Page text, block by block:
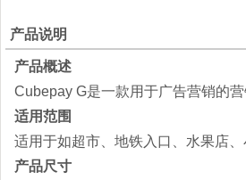
产品说明
产品概述
Cubepay G是一款用于广告营销的
适用范围
适用于如超市、地铁入口、水果店
产品尺寸